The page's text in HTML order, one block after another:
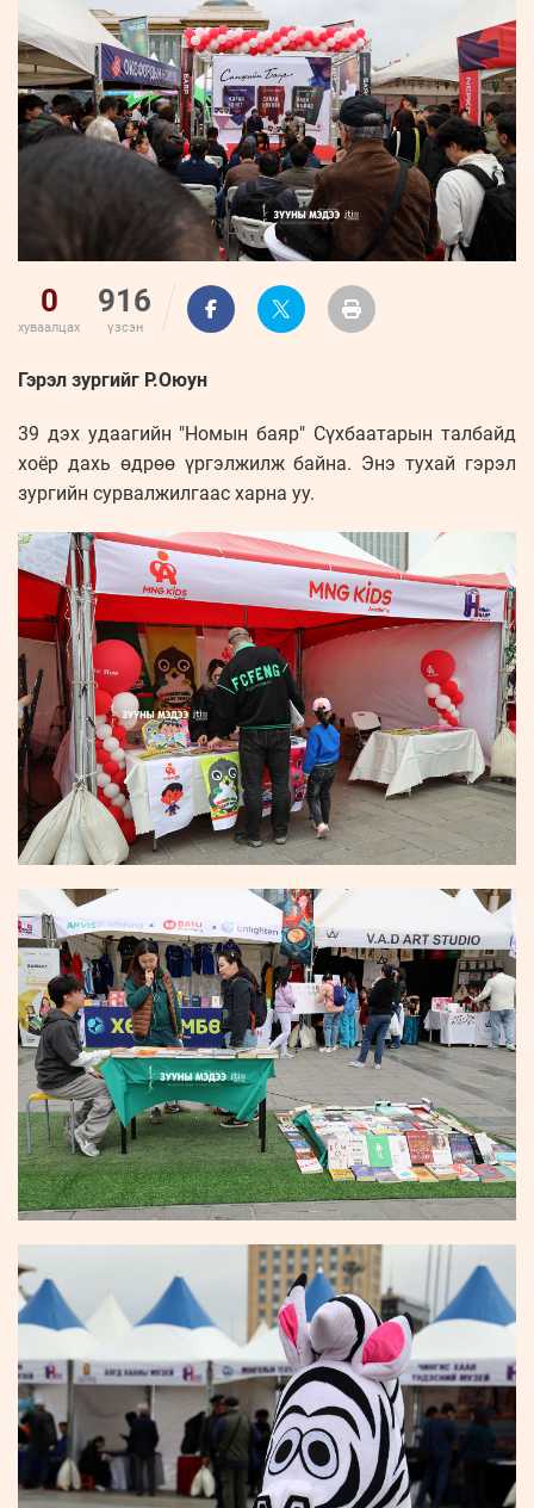
Бүртгүүлэх
Нэвтрэх
Бизнес
хөгжил
Leaderships
forum
ФОТО
УРЛАГ
МЭДЭЭЛЛИЙН
ТӨВ
ZUUNII
MEDEE
WEEKLY
0
хуваалцах
916
үзсэн
Гэрэл зургийг Р.Оюун
39 дэх удаагийн "Номын баяр" Сүхбаатарын талбайд
хоёр дахь өдрөө үргэлжилж байна. Энэ тухай гэрэл
зургийн сурвалжилгаас харна уу.